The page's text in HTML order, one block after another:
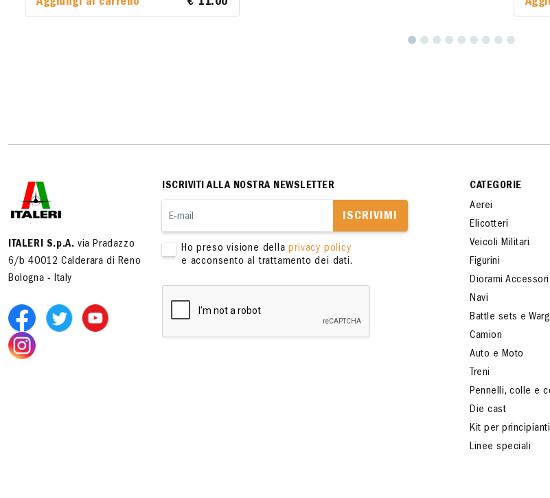
Aggiungi al carrello € 11.00
ITALERI S.p.A. via Pradazzo
6/b 40012 Calderara di Reno
Bologna - Italy
ISCRIVITI ALLA NOSTRA NEWSLETTER
ISCRIVIMI
Ho preso visione dellaprivacy policy
e acconsento al trattamento dei dati.
CATEGORIE
Aerei
Elicotteri
Veicoli Militari
Figurini
Diorami Accessori
Navi
Battle sets e
Camion
Auto e Moto
Treni
Pennelli, colle e
Die cast
Kit per principianti
Linee speciali